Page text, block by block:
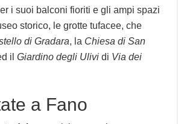
i suoi balconi fioriti e gli ampi spazi
storico, le grotte tufacee, che
di Gradara, la Chiesa di San
ilGiardino degli Ulivi di Via dei
a Fano